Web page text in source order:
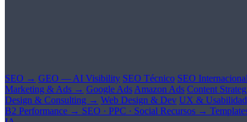
SEO → GEO — AI Visibility SEO Técnico SEO Internacional
Marketing & Ads → Google Ads Amazon Ads Content
Design & Consulting → Web Design & Dev UX & Usabilidad
B2 Performance → SEO · PPC · Social Recursos →